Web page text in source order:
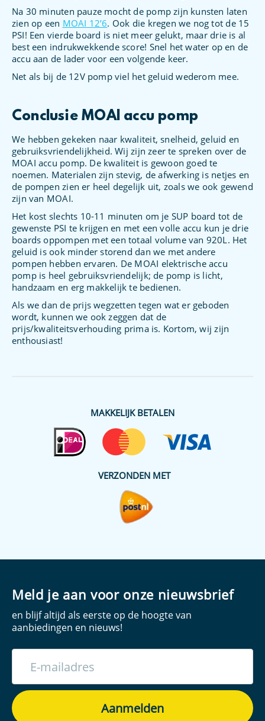
Na 30 minuten pauze mocht de pomp zijn kunsten laten
zien op een MOAI 12’6. Ook die kregen we nog tot de 15
PSI! Een vierde board is niet meer gelukt, maar drie is al
best een indrukwekkende score! Snel het water op en de
accu aan de lader voor een volgende keer.
Net als bij de 12V pomp viel het geluid wederom mee.
Conclusie MOAI accu pomp
We hebben gekeken naar kwaliteit, snelheid, geluid en
gebruiksvriendelijkheid. Wij zijn zeer te spreken over de
MOAI accu pomp. De kwaliteit is gewoon goed te
noemen. Materialen zijn stevig, de afwerking is netjes en
de pompen zien er heel degelijk uit, zoals we ook gewend
zijn van MOAI.
Het kost slechts 10-11 minuten om je SUP board tot de
gewenste PSI te krijgen en met een volle accu kun je drie
boards oppompen met een totaal volume van 920L. Het
geluid is ook minder storend dan we met andere
pompen hebben ervaren. De MOAI elektrische accu
pomp is heel gebruiksvriendelijk; de pomp is licht,
handzaam en erg makkelijk te bedienen.
Als we dan de prijs wegzetten tegen wat er geboden
wordt, kunnen we ook zeggen dat de
prijs/kwaliteitsverhouding prima is. Kortom, wij zijn
enthousiast!
MAKKELIJK BETALEN
VERZONDEN MET
Meld je aan voor onze nieuwsbrief
en blijf altijd als eerste op de hoogte van
aanbiedingen en nieuws!